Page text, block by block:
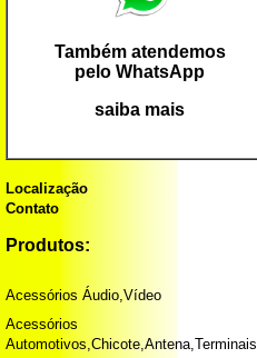
Também atendemos
pelo WhatsApp
saiba mais
Localização
Contato
Produtos:
Acessórios Áudio,Vídeo
Acessórios
Automotivos,Chicote,Antena,Terminais